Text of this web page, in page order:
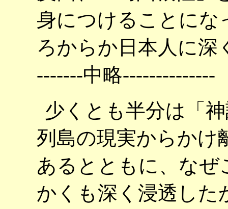
身につけることに
ろからか日本人に深
-------中略--------------
少くとも半分は「
列島の現実からかけ
あるとともに、な
かくも深く浸透した